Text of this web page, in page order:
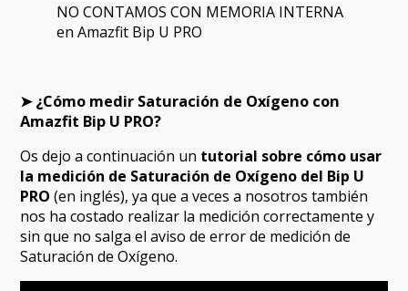
NO CONTAMOS CON MEMORIA INTERNA
en Amazfit Bip U PRO
➤ ¿Cómo medir Saturación de Oxígeno con
Amazfit Bip U PRO?
Os dejo a continuación un tutorial sobre cómo usar
la medición de Saturación de Oxígeno del Bip U
PRO (en inglés), ya que a veces a nosotros también
nos ha costado realizar la medición correctamente y
sin que no salga el aviso de error de medición de
Saturación de Oxígeno.